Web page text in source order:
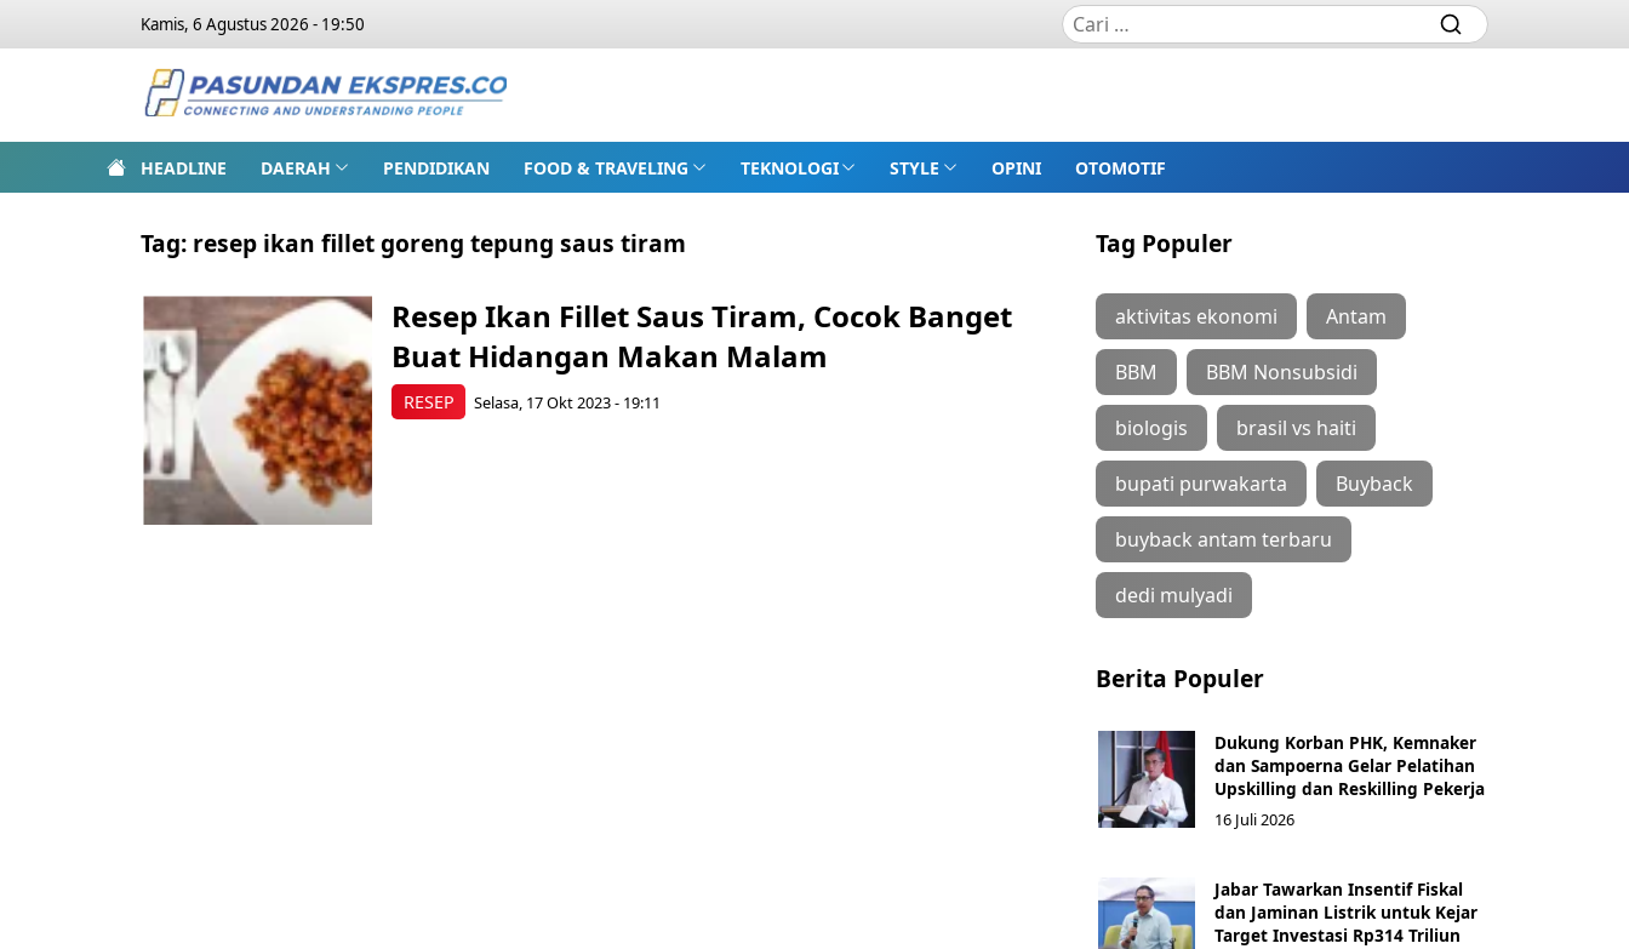
Kamis, 6 Agustus 2026 - 19:50
HEADLINE DAERAH PENDIDIKAN FOOD & TRAVELING TEKNOLOGI STYLE OPINI OTOMOTIF
Tag: resep ikan fillet goreng tepung saus tiram
RESEP
Resep Ikan Fillet Saus Tiram, Cocok Banget
Buat Hidangan Makan Malam
Selasa, 17 Okt 2023 - 19:11
Tag Populer
aktivitas ekonomi Antam
BBM BBM Nonsubsidi
biologis brasil vs haiti
bupati purwakarta Buyback
buyback antam terbaru
dedi mulyadi
Berita Populer
Dukung Korban PHK, Kemnaker
dan Sampoerna Gelar Pelatihan
Upskilling dan Reskilling Pekerja
16 Juli 2026
Jabar Tawarkan Insentif Fiskal
dan Jaminan Listrik untuk Kejar
Target Investasi Rp314 Triliun